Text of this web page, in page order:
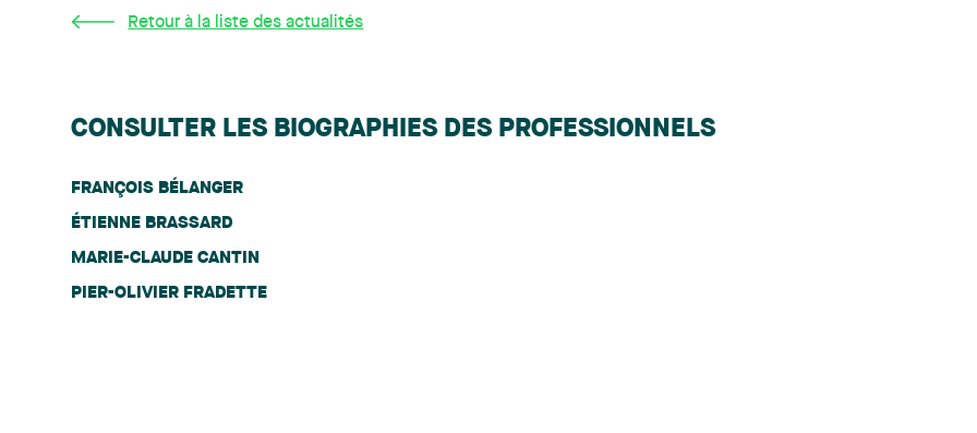
Retour à la liste des actualités
CONSULTER LES BIOGRAPHIES DES PROFESSIONNELS
FRANÇOIS BÉLANGER
ÉTIENNE BRASSARD
MARIE-CLAUDE CANTIN
PIER-OLIVIER FRADETTE